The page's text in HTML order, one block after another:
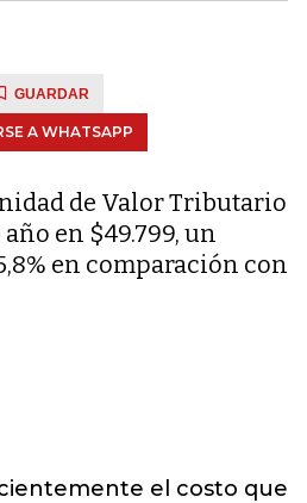
GUARDAR
A WHATSAPP
de Valor Tributario
en $49.799, un
en comparación con
el costo que